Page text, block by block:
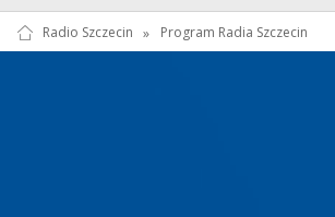
Radio Szczecin » Program Radia Szczecin